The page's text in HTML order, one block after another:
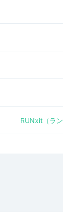
RUNxit（ラン